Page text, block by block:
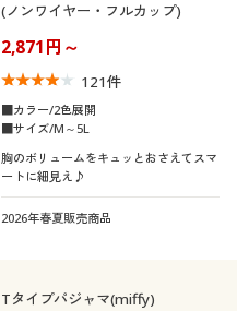
(ノンワイヤー・フルカップ)
2,871円～
121件
■カラー/2色展開
■サイズ/M～5L
胸のボリュームをキュッとおさえてスマ
ートに細見え♪
2026年春夏販売商品
Tタイプパジャマ(miffy)